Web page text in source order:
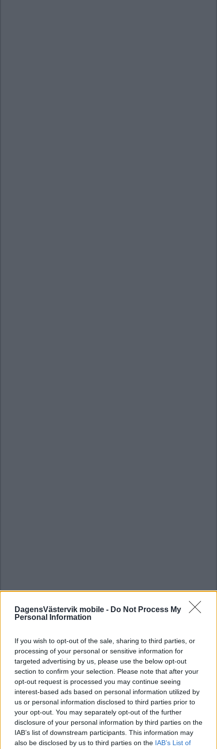
DagensVästervik mobile - Do Not Process My
Personal Information
If you wish to opt-out of the sale, sharing to third parties, or
processing of your personal or sensitive information for
targeted advertising by us, please use the below opt-out
section to confirm your selection. Please note that after your
opt-out request is processed you may continue seeing
interest-based ads based on personal information utilized by
us or personal information disclosed to third parties prior to
your opt-out. You may separately opt-out of the further
disclosure of your personal information by third parties on the
IAB’s list of downstream participants. This information may
also be disclosed by us to third parties on the IAB’s List of